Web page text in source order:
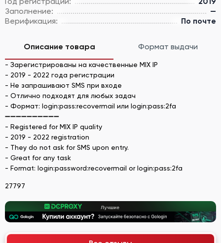
Заполнение:
—
Верификация:
По почте
Описание товара Формат выдачи
- Зарегистрированы на качественные MIX IP
- 2019 - 2022 года регистрации
- Не запрашивают SMS при входе
- Отлично подходят для любых задач
- Формат: login:pass:recovermail или login:pass:2fa
➖➖➖➖➖➖➖➖➖➖
- Registered for MIX IP quality
- 2019 - 2022 registration
- They do not ask for SMS upon entry.
- Great for any task
- Format: login:password:recovermail or login:pass:2fa
27797